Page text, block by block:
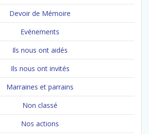
Devoir de Mémoire
Evénements
Ils nous ont aidés
Ils nous ont invités
Marraines et parrains
Non classé
Nos actions